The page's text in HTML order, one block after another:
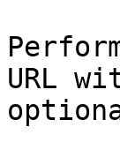
URL